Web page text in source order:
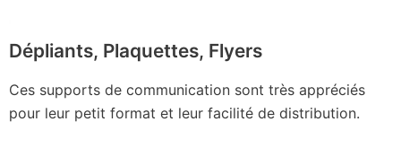
Dépliants, Plaquettes, Flyers
Ces supports de communication sont très appréciés
pour leur petit format et leur facilité de distribution.